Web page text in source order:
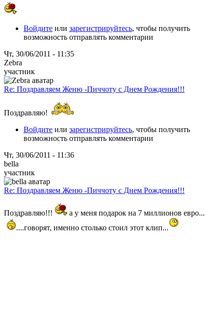
Войдите или зарегистрируйтесь, чтобы получить
возможность отправлять комментарии
Чт, 30/06/2011 - 11:35
Zebra
участник
Re: Поздравляем Женю -Пиччоту с Днем Рождения!!!
Поздравляю!
Войдите или зарегистрируйтесь, чтобы получить
возможность отправлять комментарии
Чт, 30/06/2011 - 11:36
bella
участник
Re: Поздравляем Женю -Пиччоту с Днем Рождения!!!
Поздравляю!!!
а у меня подарок на 7 миллионов евро...
....говорят, именно столько стоил этот клип...